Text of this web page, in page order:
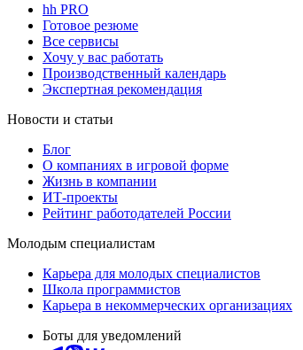
hh PRO
Готовое резюме
Все сервисы
Хочу у вас работать
Производственный календарь
Экспертная рекомендация
Новости и статьи
Блог
О компаниях в игровой форме
Жизнь в компании
ИТ-проекты
Рейтинг работодателей России
Молодым специалистам
Карьера для молодых специалистов
Школа программистов
Карьера в некоммерческих организациях
Боты для уведомлений